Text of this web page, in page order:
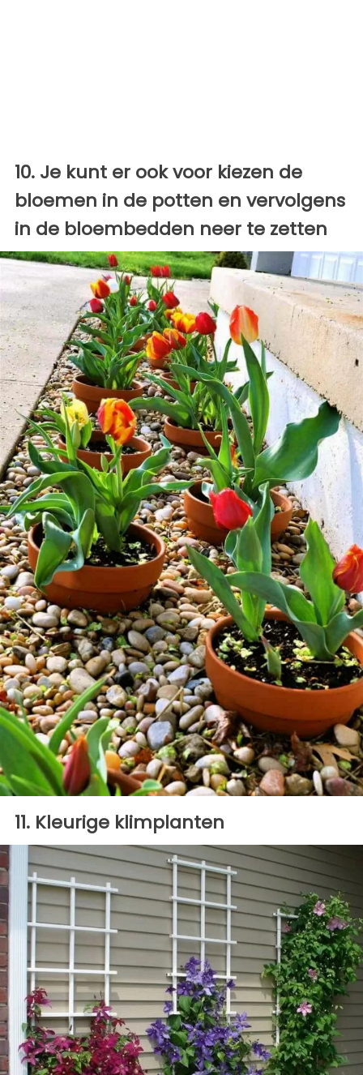
10. Je kunt er ook voor kiezen de
bloemen in de potten en vervolgens
in de bloembedden neer te zetten
11. Kleurige klimplanten